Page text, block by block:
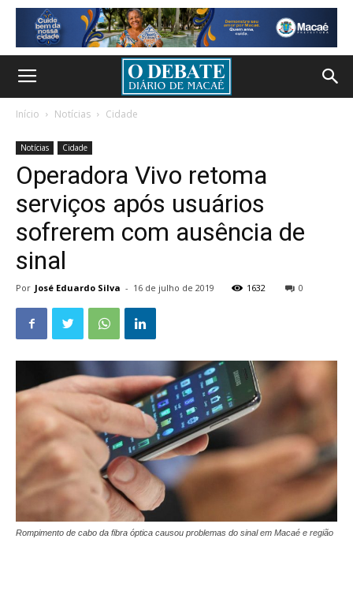
Início Notícias Cidade
Notícias Cidade
Operadora Vivo retoma
serviços após usuários
sofrerem com ausência de
sinal
Por José Eduardo Silva - 16 de julho de 2019 1632 0
Rompimento de cabo da fibra óptica causou problemas do sinal em Macaé e região